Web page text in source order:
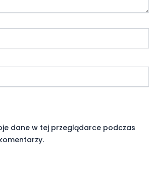
dane w tej przeglądarce podczas